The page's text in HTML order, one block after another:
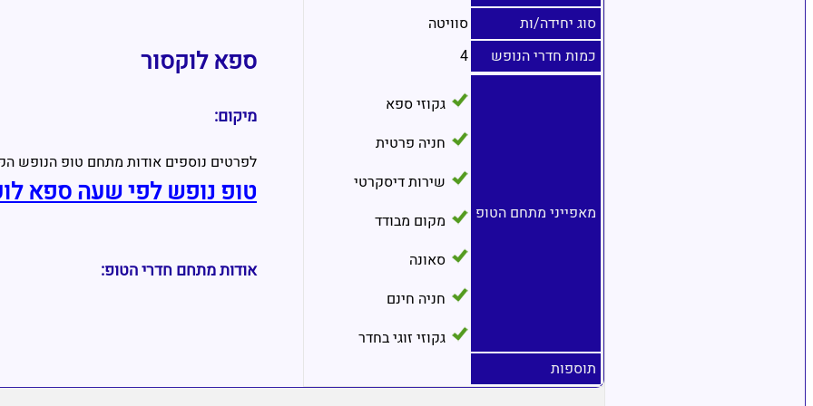
סוג יחידה/ות
סוויטה
כמות חדרי הנופש
4
מאפייני מתחם הטופ
גקוזי ספא
חניה פרטית
שירות דיסקרטי
מקום מבודד
סאונה
חניה חינם
גקוזי זוגי בחדר
תוספות
ספא לוקסור
מיקום:
לפרטים נוספים אודות מתחם טופ הנופש
טופ נופש לפי שעה ספא
אודות מתחם חדרי הטופ: